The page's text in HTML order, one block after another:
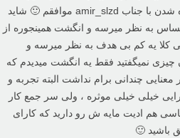
معمول تره البته در مورد خورده شدن با جناب amir_slzd موافقم 🙂 شاید
به نظر میرسه و انگشت همینجوره از
کلا یه کم بی هدف به نظر میرسه و
نمیگفتید فقط یه انگشت میدیدم که
معنایی چندانی برام نداشت البته تجربه و
خیلی خیلی موثره ، ولی سر جمع کار
هم ادیت مایه ش رو دارید که کارای
باشید 🙂